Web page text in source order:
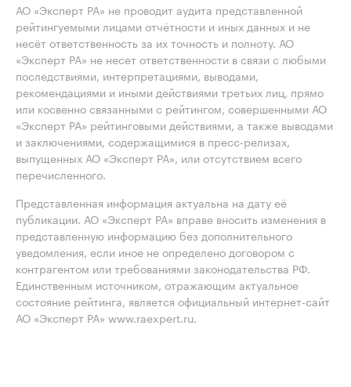
АО «Эксперт РА» не проводит аудита представленной
рейтингуемыми лицами отчётности и иных данных и не
несёт ответственность за их точность и полноту. АО
«Эксперт РА» не несет ответственности в связи с любыми
последствиями, интерпретациями, выводами,
рекомендациями и иными действиями третьих лиц, прямо
или косвенно связанными с рейтингом, совершенными АО
«Эксперт РА» рейтинговыми действиями, а также выводами
и заключениями, содержащимися в пресс-релизах,
выпущенных АО «Эксперт РА», или отсутствием всего
перечисленного.
Представленная информация актуальна на дату её
публикации. АО «Эксперт РА» вправе вносить изменения в
представленную информацию без дополнительного
уведомления, если иное не определено договором с
контрагентом или требованиями законодательства РФ.
Единственным источником, отражающим актуальное
состояние рейтинга, является официальный интернет-сайт
АО «Эксперт РА» www.raexpert.ru.